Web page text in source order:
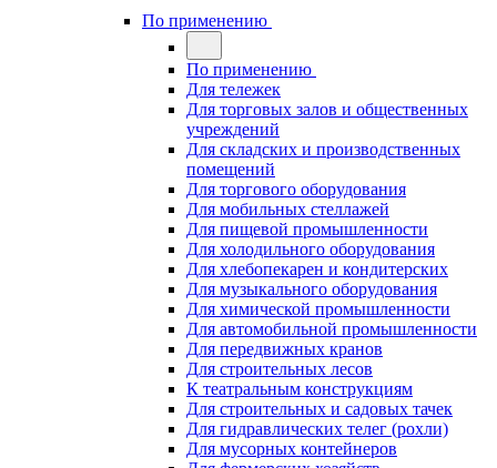
По применению
По применению
Для тележек
Для торговых залов и общественных
учреждений
Для складских и производственных
помещений
Для торгового оборудования
Для мобильных стеллажей
Для пищевой промышленности
Для холодильного оборудования
Для хлебопекарен и кондитерских
Для музыкального оборудования
Для химической промышленности
Для автомобильной промышленности
Для передвижных кранов
Для строительных лесов
К театральным конструкциям
Для строительных и садовых тачек
Для гидравлических телег (рохли)
Для мусорных контейнеров